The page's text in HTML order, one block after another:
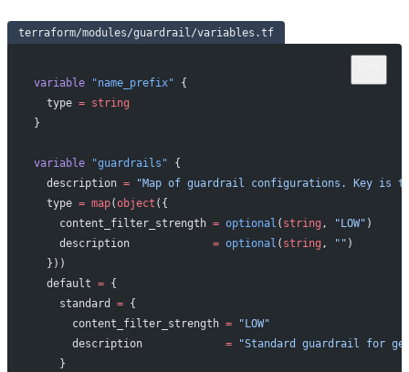
terraform/modules/guardrail/variables.tf
variable "name_prefix" {
  type
= string
}
variable "guardrails" {
  description
= "Map of guardrail configurations. Key is
  type
= map(object ({
    content_filter_strength
= optional ( string, "LOW" )
    description
= optional ( string, "" )
  }))
  default
= {
    standard
= {
      content_filter_strength
= "LOW"
      description
= "Standard guardrail for
    }